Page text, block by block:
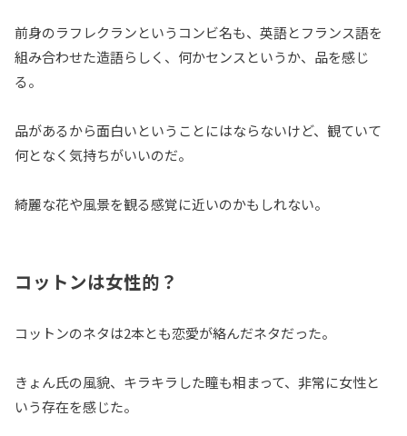
前身のラフレクランというコンビ名も、英語とフランス語を
組み合わせた造語らしく、何かセンスというか、品を感じ
る。
品があるから面白いということにはならないけど、観ていて
何となく気持ちがいいのだ。
綺麗な花や風景を観る感覚に近いのかもしれない。
コットンは女性的？
コットンのネタは2本とも恋愛が絡んだネタだった。
きょん氏の風貌、キラキラした瞳も相まって、非常に女性と
いう存在を感じた。